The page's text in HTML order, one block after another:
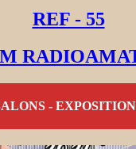
REF - 55
-